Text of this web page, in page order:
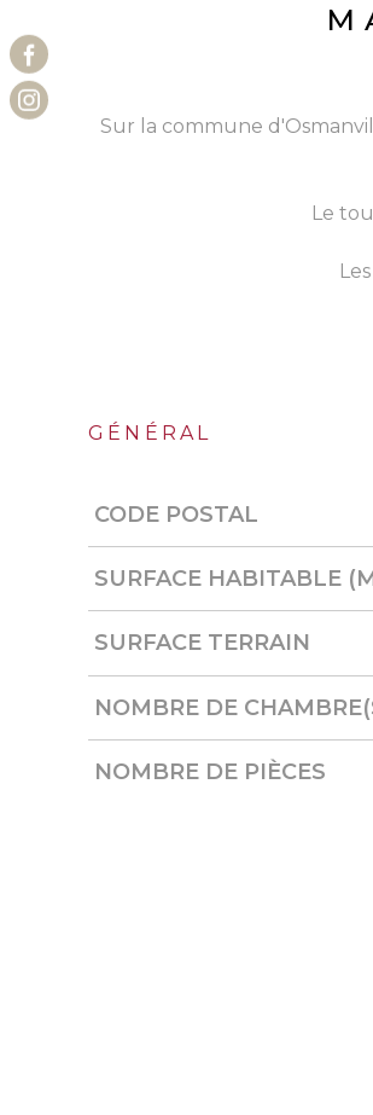
Sur la commune
Le
GÉNÉRAL
Caractérisque Valeurs
CODE POSTAL
SURFACE HABITABLE
SURFACE TERRAIN
NOMBRE DE
NOMBRE DE PIÈCES